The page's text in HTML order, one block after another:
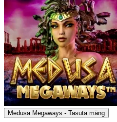
Medusa Megaways - Tasuta mäng